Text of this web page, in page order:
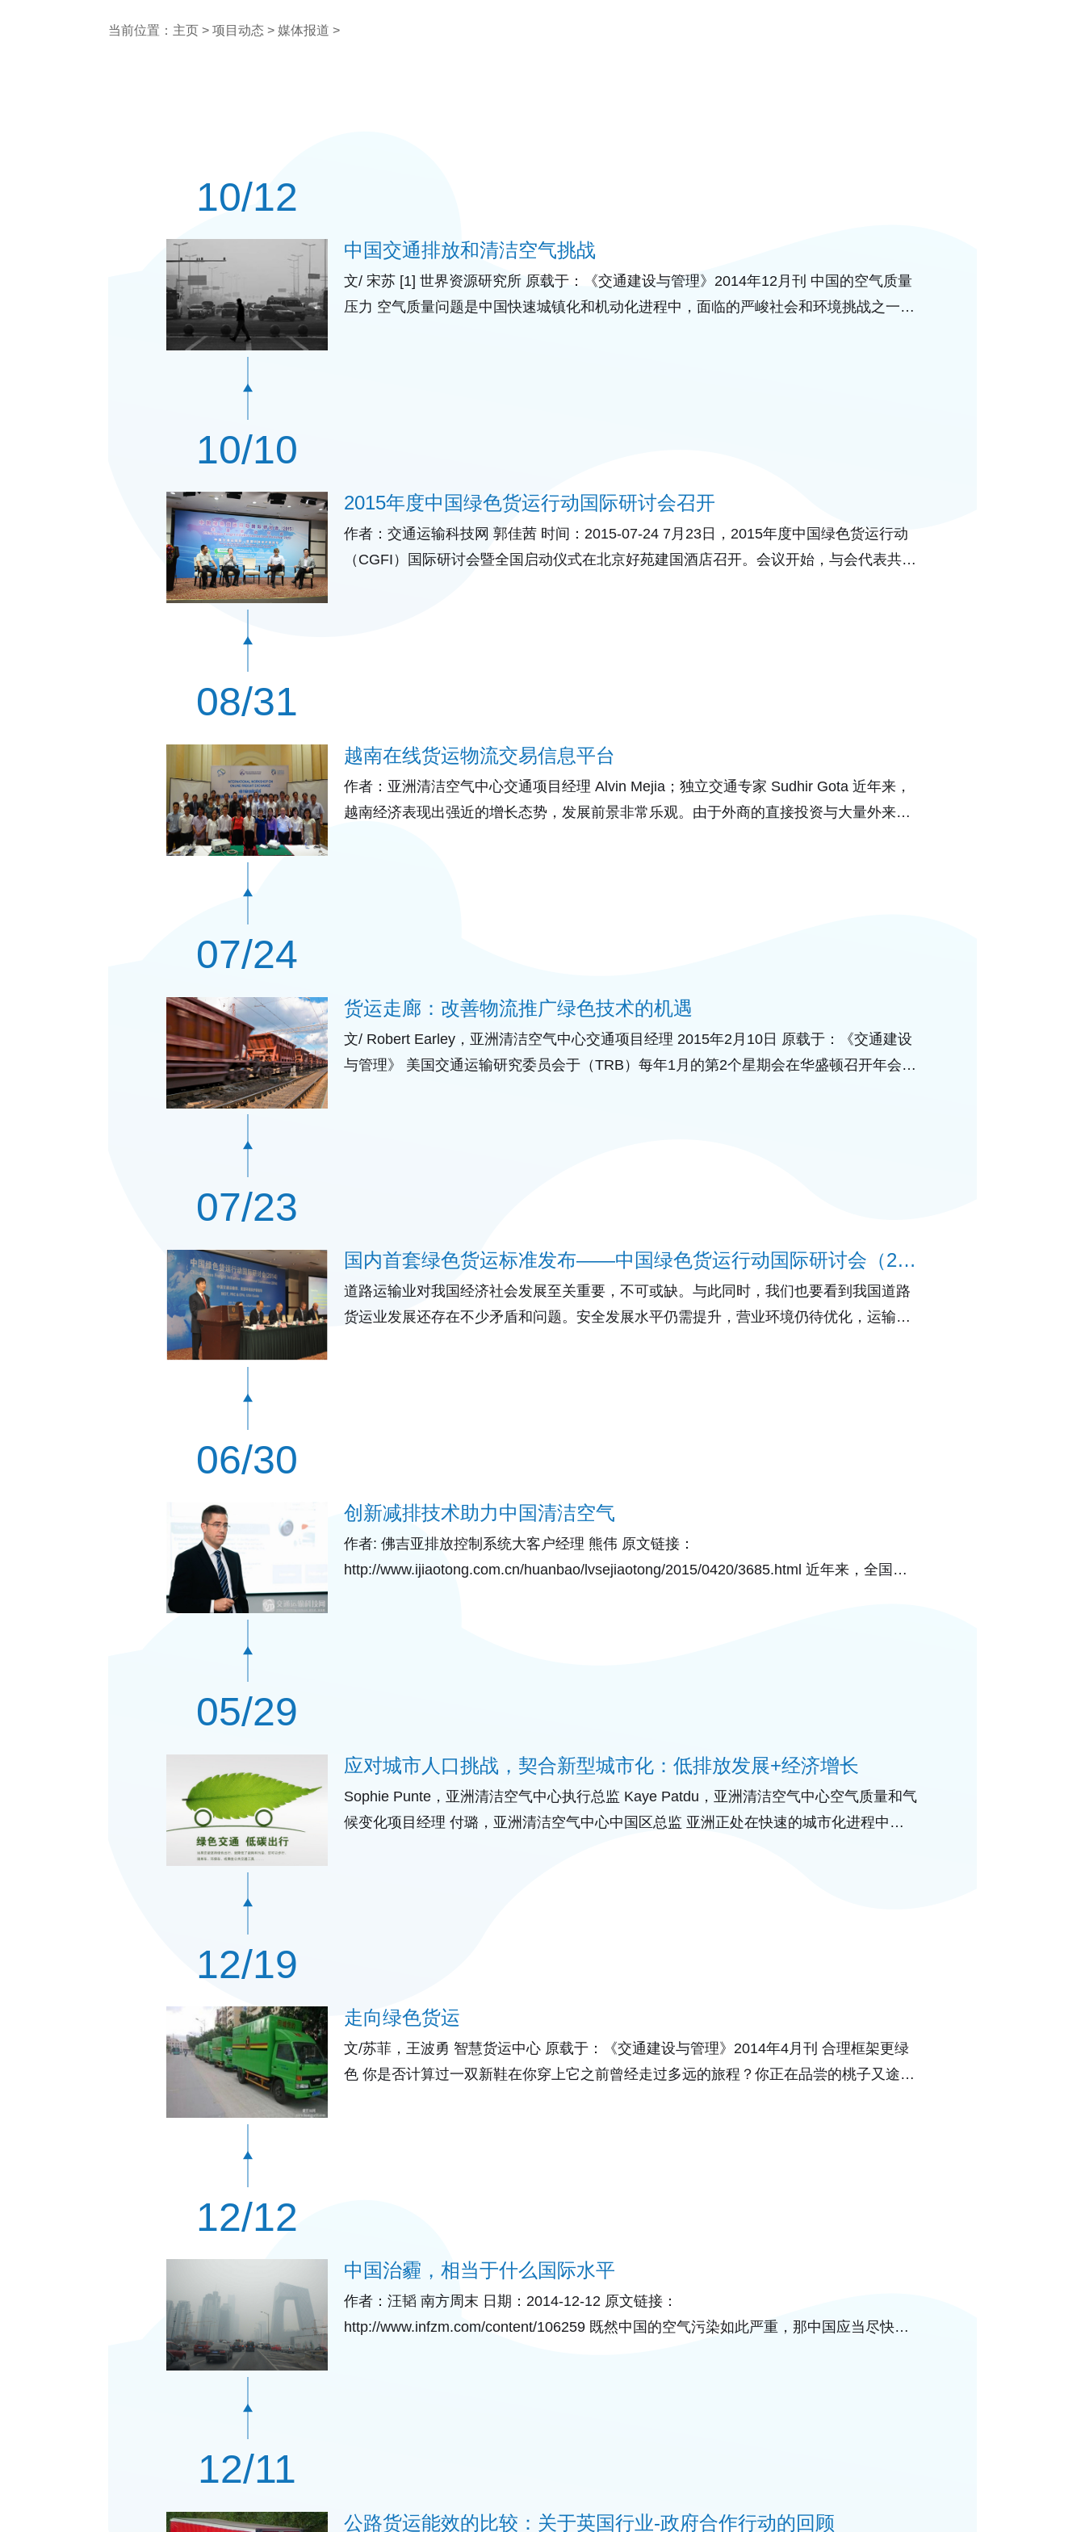
当前位置： 主页 >项目动态 >媒体报道 >
10/12
中国交通排放和清洁空气挑战
文/ 宋苏 [1] 世界资源研究所 原载于：《交通建设与管理》2014年12月刊 中国的空气质量
压力 空气质量问题是中国快速城镇化和机动化进程中，面临的严峻社会和环境挑战之一。
10/10
2015年度中国绿色货运行动国际研讨会召开
作者：交通运输科技网 郭佳茜 时间：2015-07-24 7月23日，2015年度中国绿色货运行动
（CGFI）国际研讨会暨全国启动仪式在北京好苑建国酒店召开。会议开始，与会代表共同
08/31
越南在线货运物流交易信息平台
作者：亚洲清洁空气中心交通项目经理 Alvin Mejia；独立交通专家 Sudhir Gota 近年来，
越南经济表现出强近的增长态势，发展前景非常乐观。由于外商的直接投资与大量外来资
07/24
货运走廊：改善物流推广绿色技术的机遇
文/ Robert Earley，亚洲清洁空气中心交通项目经理 2015年2月10日 原载于：《交通建设
与管理》 美国交通运输研究委员会于（TRB）每年1月的第2个星期会在华盛顿召开年会，
07/23
国内首套绿色货运标准发布——中国绿色货运行动国际研讨会（2015）在京召开
道路运输业对我国经济社会发展至关重要，不可或缺。与此同时，我们也要看到我国道路
货运业发展还存在不少矛盾和问题。安全发展水平仍需提升，营业环境仍待优化，运输组
06/30
创新减排技术助力中国清洁空气
作者: 佛吉亚排放控制系统大客户经理 熊伟 原文链接：
http://www.ijiaotong.com.cn/huanbao/lvsejiaotong/2015/0420/3685.html 近年来，全国多
05/29
应对城市人口挑战，契合新型城市化：低排放发展+经济增长
Sophie Punte，亚洲清洁空气中心执行总监 Kaye Patdu，亚洲清洁空气中心空气质量和气
候变化项目经理 付璐，亚洲清洁空气中心中国区总监 亚洲正处在快速的城市化进程中。
12/19
走向绿色货运
文/苏菲，王波勇 智慧货运中心 原载于：《交通建设与管理》2014年4月刊 合理框架更绿
色 你是否计算过一双新鞋在你穿上它之前曾经走过多远的旅程？你正在品尝的桃子又途经
12/12
中国治霾，相当于什么国际水平
作者：汪韬 南方周末 日期：2014-12-12 原文链接：
http://www.infzm.com/content/106259 既然中国的空气污染如此严重，那中国应当尽快修
12/11
公路货运能效的比较：关于英国行业-政府合作行动的回顾